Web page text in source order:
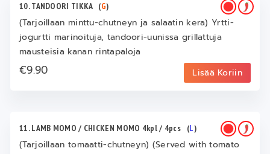
10. TANDOORI TIKKA (G)
(Tarjoillaan minttu-chutneyn ja salaatin kera) Yrtti-
jogurtti marinoituja, tandoori-uunissa grillattuja
mausteisia kanan rintapaloja
€9.90 Lisää Koriin
11. LAMB MOMO / CHICKEN MOMO 4kpl / 4pcs (L)
(Tarjoillaan tomaatti-chutneyn) (Served with tomato